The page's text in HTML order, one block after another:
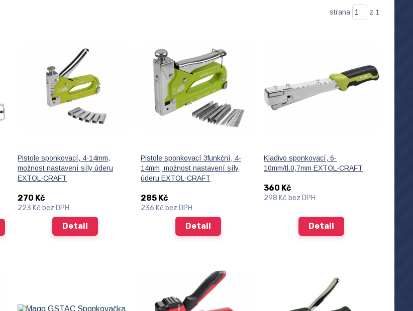
strana z 1
Pistole sponkovací, 4-14mm,
možnost nastavení síly úderu
EXTOL-CRAFT
270 Kč
223 Kč bez DPH
Detail
Pistole sponkovací 3funkční, 4-
14mm, možnost nastavení síly
úderu EXTOL-CRAFT
285 Kč
236 Kč bez DPH
Detail
Kladivo sponkovací, 6-
10mm/tl.0,7mm EXTOL-CRAFT
360 Kč
298 Kč bez DPH
Detail